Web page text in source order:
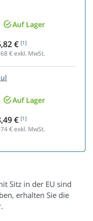
Auf Lager
€ [1]
€ exkl. MwSt.
Auf Lager
€ [1]
€ exkl. MwSt.
Sitz in der EU sind
erhalten Sie die